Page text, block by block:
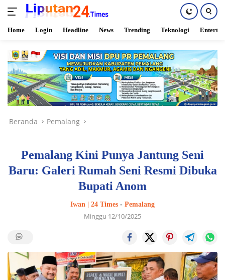
konten
Home Login Headline News Trending Teknologi
Beranda Pemalang
Pemalang Kini Punya Jantung Seni
Baru: Galeri Rumah Seni Resmi Dibuka
Bupati Anom
Iwan | 24 Times - Pemalang
Minggu 12/10/2025